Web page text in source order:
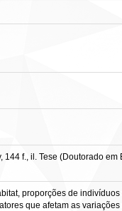
f., il. Tese (Doutorado
proporções de
que afetam as